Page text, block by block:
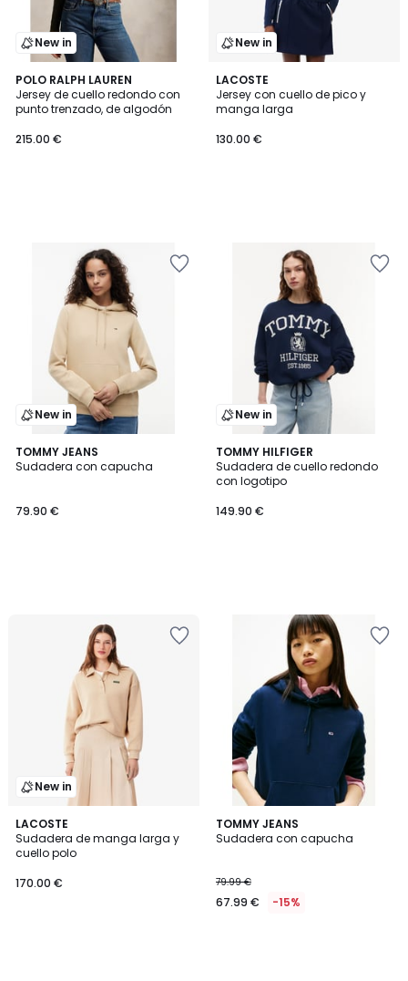
New in
POLO RALPH LAUREN
Jersey de cuello redondo con
punto trenzado, de algodón
215.00 €
New in
LACOSTE
Jersey con cuello de pico y
manga larga
130.00 €
New in
TOMMY JEANS
Sudadera con capucha
79.90 €
New in
TOMMY HILFIGER
Sudadera de cuello redondo
con logotipo
149.90 €
New in
LACOSTE
Sudadera de manga larga y
cuello polo
170.00 €
TOMMY JEANS
Sudadera con capucha
79.99 €
67.99 € -15%